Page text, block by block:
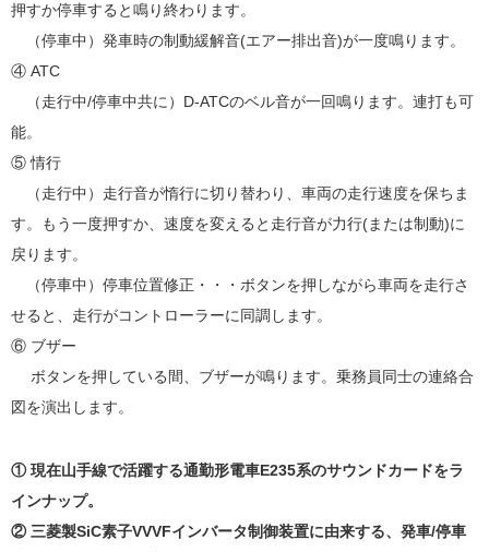
押すか停車すると鳴り終わります。
（停車中）発車時の制動緩解音(エアー排出音)が一度鳴ります。
④ ATC
（走行中/停車中共に）D-ATCのベル音が一回鳴ります。連打も可
能。
⑤ 情行
（走行中）走行音が惰行に切り替わり、車両の走行速度を保ちま
す。もう一度押すか、速度を変えると走行音が力行(または制動)に
戻ります。
（停車中）停車位置修正・・・ボタンを押しながら車両を走行さ
せると、走行がコントローラーに同調します。
⑥ ブザー
ボタンを押している間、ブザーが鳴ります。乗務員同士の連絡合
図を演出します。
① 現在山手線で活躍する通勤形電車E235系のサウンドカードをラ
インナップ。
② 三菱製SiC素子VVVFインバータ制御装置に由来する、発車/停車